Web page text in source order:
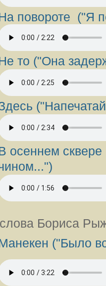
повороте ("Я
то ("Она
ь
осеннем сквере
Бориса
("Было